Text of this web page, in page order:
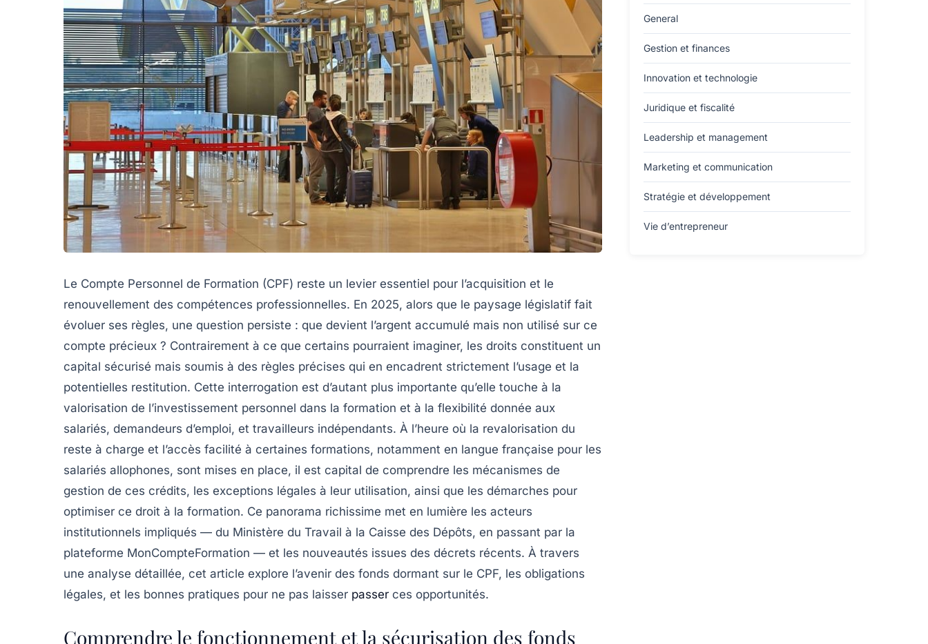
Le Compte Personnel de Formation (CPF) reste un levier essentiel pour l’acquisition et le
renouvellement des compétences professionnelles. En 2025, alors que le paysage législatif fait
évoluer ses règles, une question persiste : que devient l’argent accumulé mais non utilisé sur ce
compte précieux ? Contrairement à ce que certains pourraient imaginer, les droits constituent un
capital sécurisé mais soumis à des règles précises qui en encadrent strictement l’usage et la
potentielles restitution. Cette interrogation est d’autant plus importante qu’elle touche à la
valorisation de l’investissement personnel dans la formation et à la flexibilité donnée aux
salariés, demandeurs d’emploi, et travailleurs indépendants. À l’heure où la revalorisation du
reste à charge et l’accès facilité à certaines formations, notamment en langue française pour les
salariés allophones, sont mises en place, il est capital de comprendre les mécanismes de
gestion de ces crédits, les exceptions légales à leur utilisation, ainsi que les démarches pour
optimiser ce droit à la formation. Ce panorama richissime met en lumière les acteurs
institutionnels impliqués — du Ministère du Travail à la Caisse des Dépôts, en passant par la
plateforme MonCompteFormation — et les nouveautés issues des décrets récents. À travers
une analyse détaillée, cet article explore l’avenir des fonds dormant sur le CPF, les obligations
légales, et les bonnes pratiques pour ne pas laisser passer ces opportunités.
Comprendre le fonctionnement et la sécurisation des fonds
General
Gestion et finances
Innovation et technologie
Juridique et fiscalité
Leadership et management
Marketing et communication
Stratégie et développement
Vie d’entrepreneur